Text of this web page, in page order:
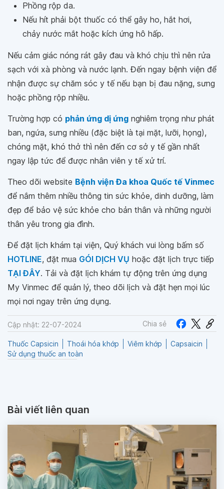
Phồng rộp da.
Nếu hít phải bột thuốc có thể gây ho, hắt hơi,
chảy nước mắt hoặc kích ứng hô hấp.
Nếu cảm giác nóng rát gây đau và khó chịu thì nên rửa
sạch với xà phòng và nước lạnh. Đến ngay bệnh viện để
nhận được sự chăm sóc y tế nếu bạn bị đau nặng, sưng
hoặc phồng rộp nhiều.
Trường hợp có phản ứng dị ứng nghiêm trọng như phát
ban, ngứa, sưng nhiều (đặc biệt là tại mặt, lưỡi, họng),
chóng mặt, khó thở thì nên đến cơ sở y tế gần nhất
ngay lập tức để được nhân viên y tế xử trí.
Theo dõi website Bệnh viện Đa khoa Quốc tế Vinmec
để nắm thêm nhiều thông tin sức khỏe, dinh dưỡng, làm
đẹp để bảo vệ sức khỏe cho bản thân và những người
thân yêu trong gia đình.
Để đặt lịch khám tại viện, Quý khách vui lòng bấm số
HOTLINE, đặt mua GÓI DỊCH VỤ hoặc đặt lịch trực tiếp
TẠI ĐÂY. Tải và đặt lịch khám tự động trên ứng dụng
My Vinmec để quản lý, theo dõi lịch và đặt hẹn mọi lúc
mọi nơi ngay trên ứng dụng.
Cập nhật: 22-07-2024 Chia sẻ
Thuốc Capsicin Thoái hóa khớp Viêm khớp
Capsaicin
Sử dụng thuốc an toàn
Bài viết liên quan